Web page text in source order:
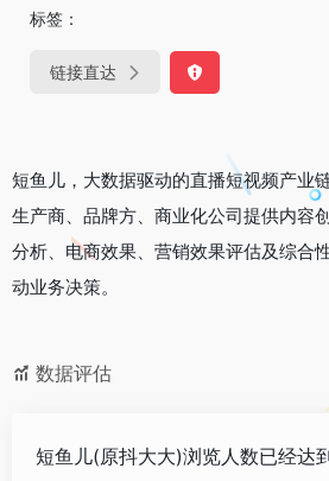
标签：
链接直达
短鱼儿，大数据驱动的直播短视频产业
生产商、品牌方、商业化公司提供内容
分析、电商效果、营销效果评估及综合
动业务决策。
数据评估
短鱼儿(原抖大大)浏览人数已经达